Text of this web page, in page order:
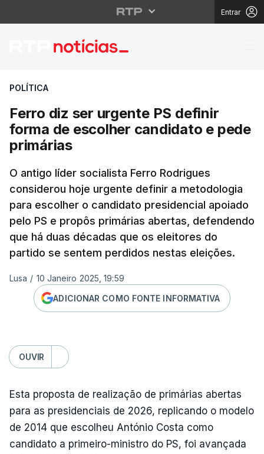
Entrar
Ferro diz ser urgente
POLÍTICA
Ferro diz ser urgente PS definir
forma de escolher candidato e pede
primárias
O antigo líder socialista Ferro Rodrigues
considerou hoje urgente definir a metodologia
para escolher o candidato presidencial apoiado
pelo PS e propôs primárias abertas, defendendo
que há duas décadas que os eleitores do
partido se sentem perdidos nestas eleições.
Lusa / 10 Janeiro 2025, 19:59
ADICIONAR COMO FONTE INFORMATIVA
OUVIR
Esta proposta de realização de primárias abertas
para as presidenciais de 2026, replicando o modelo
de 2014 que escolheu António Costa como
candidato a primeiro-ministro do PS, foi avançada